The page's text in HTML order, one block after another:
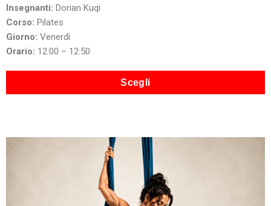
Insegnanti: Dorian Kuqi
Corso: Pilates
Giorno: Venerdì
Orario: 12:00 – 12:50
Scegli